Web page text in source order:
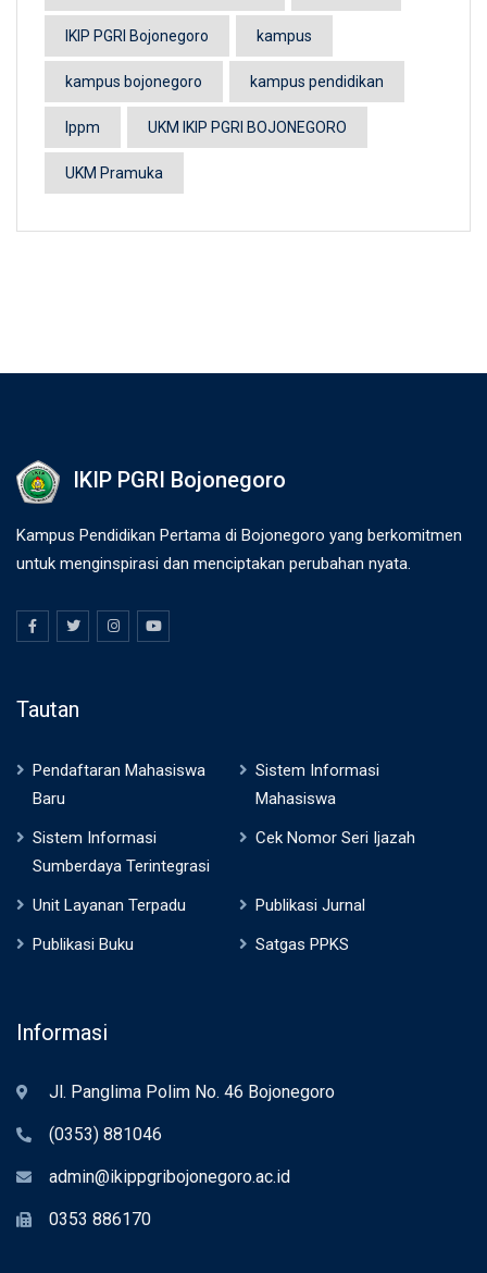
IKIP PGRI Bojonegoro kampus
kampus bojonegoro kampus pendidikan
lppm UKM IKIP PGRI BOJONEGORO
UKM Pramuka
IKIP PGRI Bojonegoro
Kampus Pendidikan Pertama di Bojonegoro yang berkomitmen
untuk menginspirasi dan menciptakan perubahan nyata.
Tautan
Pendaftaran Mahasiswa
Baru
Sistem Informasi
Mahasiswa
Sistem Informasi
Sumberdaya Terintegrasi
Cek Nomor Seri Ijazah
Unit Layanan Terpadu
Publikasi Jurnal
Publikasi Buku
Satgas PPKS
Informasi
Jl. Panglima Polim No. 46 Bojonegoro
(0353) 881046
admin@ikippgribojonegoro.ac.id
0353 886170